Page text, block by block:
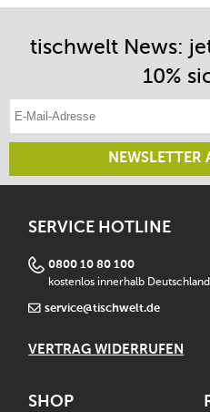
tischwelt News:
10%
E-Mail-Adresse eintragen
NEWSLETTER
SERVICE HOTLINE
0800 10 80 100
kostenlos innerhalb
service@tischwelt.de
VERTRAG WIDERRUFEN
SHOP